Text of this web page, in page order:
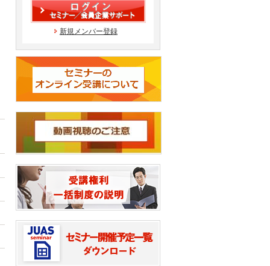
新規メンバー登録